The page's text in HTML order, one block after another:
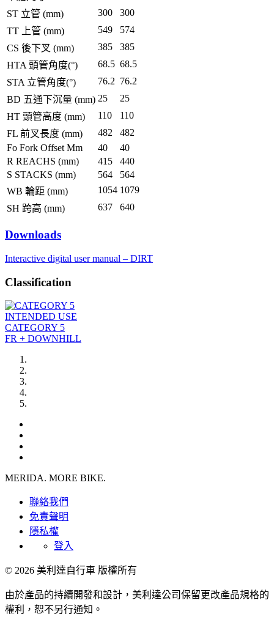
ST 立管 (mm)
300
300
TT 上管 (mm)
549
574
CS 後下叉 (mm)
385
385
HTA 頭管角度(°)
68.5 68.5
STA 立管角度(°)
76.2 76.2
BD 五通下沉量 (mm) 25
25
HT 頭管高度 (mm)
110
110
FL 前叉長度 (mm)
482
482
Fo Fork Offset Mm
40
40
R REACHS (mm)
415
440
S STACKS (mm)
564
564
WB 輪距 (mm)
1054 1079
SH 跨高 (mm)
637 640
Downloads
Interactive digital user manual – DIRT
Classification
INTENDED USE
CATEGORY 5
FR + DOWNHILL
MERIDA. MORE BIKE.
聯絡我們
免責聲明
隱私權
登入
© 2026 美利達自行車 版權所有
由於產品的持續開發和設計，美利達公司保留更改產品規格的
權利，恕不另行通知。